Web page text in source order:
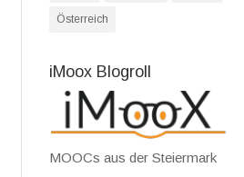
Österreich
iMoox Blogroll
MOOCs aus der Steiermark